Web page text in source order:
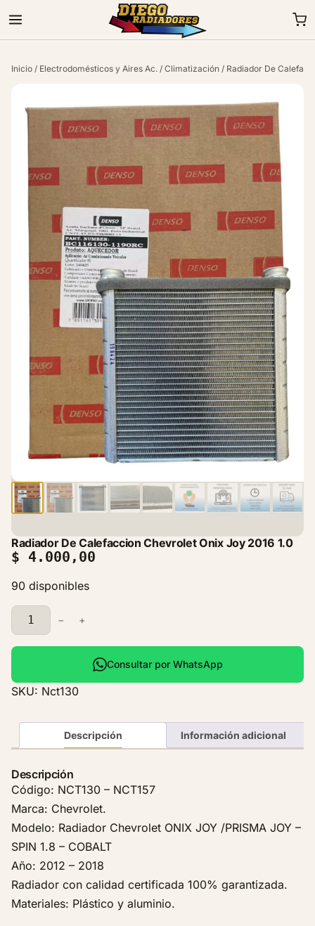
Inicio / Electrodomésticos y Aires Ac. / Climatización / Radiador De
Radiador De Calefaccion Chevrolet Onix Joy 2016 1.0
$ 4.000,00
90 disponibles
R
a
d
a
d
D
C
a
l
e
f
a
c
c
− +
Consultar por WhatsApp
SKU: Nct130
Descripción Información adicional
Descripción
Código: NCT130 – NCT157
Marca: Chevrolet.
Modelo: Radiador Chevrolet ONIX JOY /PRISMA JOY –
SPIN 1.8 – COBALT
Año: 2012 – 2018
Radiador con calidad certificada 100% garantizada.
Materiales: Plástico y aluminio.